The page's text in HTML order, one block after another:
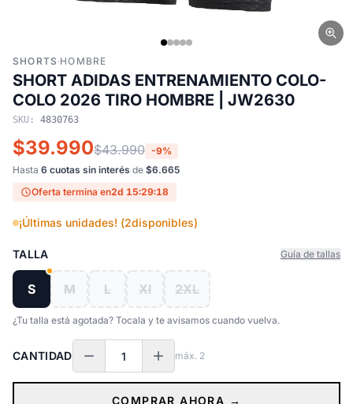
SHORTS ·HOMBRE
SHORT ADIDAS ENTRENAMIENTO COLO-
COLO 2026 TIRO HOMBRE | JW2630
SKU: 4830763
$39.990$43.990 -9%
Hasta 6 cuotas sin interés de $6.665
Oferta termina en2d 15:29:17
¡Últimas unidades! (2disponibles)
TALLA Guía de tallas
S M L Xl 2XL
¿Tu talla está agotada? Tocala y te avisamos cuando vuelva.
CANTIDAD máx. 2
COMPRAR AHORA →